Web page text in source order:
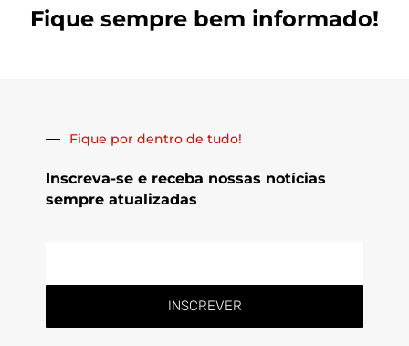
Fique sempre bem informado!
Fique por dentro de tudo!
Inscreva-se e receba nossas notícias
sempre atualizadas
INSCREVER